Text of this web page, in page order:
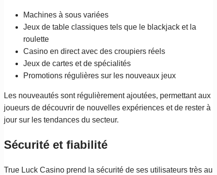
Machines à sous variées
Jeux de table classiques tels que le blackjack et la
roulette
Casino en direct avec des croupiers réels
Jeux de cartes et de spécialités
Promotions régulières sur les nouveaux jeux
Les nouveautés sont régulièrement ajoutées, permettant aux
joueurs de découvrir de nouvelles expériences et de rester à
jour sur les tendances du secteur.
Sécurité et fiabilité
True Luck Casino prend la sécurité de ses utilisateurs très au